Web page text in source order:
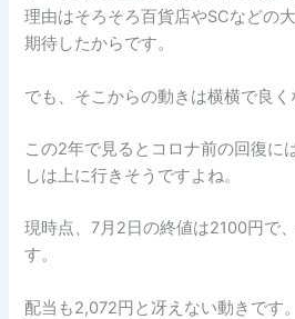
理由はそろそろ百貨店やSCなどの
期待したからです。
でも、そこからの動きは横横で良く
この2年で見るとコロナ前の回復に
しは上に行きそうですよね。
現時点、7月2日の終値は2100円で
す。
配当も2,072円と冴えない動きで